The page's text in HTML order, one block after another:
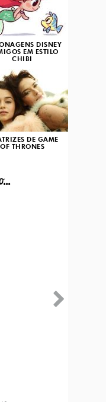
DISNEY
EM ESTILO
CHIBI
DE GAME
OF THRONES